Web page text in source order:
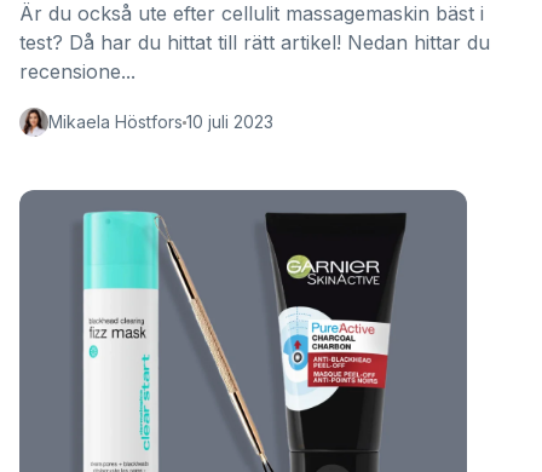
Är du också ute efter cellulit massagemaskin bäst i
test? Då har du hittat till rätt artikel! Nedan hittar du
recensione...
Mikaela Höstfors 10 juli 2023